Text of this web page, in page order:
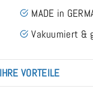
MADE in
Vakuumiert &
IHRE VORTEILE